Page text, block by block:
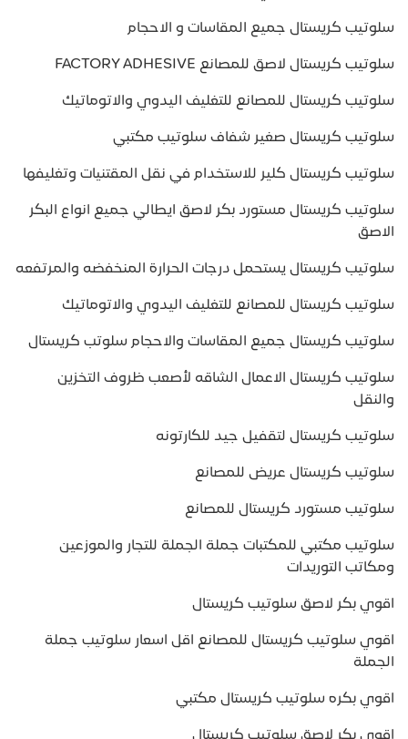
سلوتيب كريستال جميع المقاسات و الاحجام
سلوتيب كريستال لاصق للمصانع FACTORY ADHESIVE
سلوتيب كريستال للمصانع للتغليف اليدوي والاتوماتيك
سلوتيب كريستال صغير شفاف سلوتيب مكتبي
سلوتيب كريستال كلير للاستخدام في نقل المقتنيات وتغليفها
سلوتيب كريستال مستورد بكر لاصق ايطالي جميع انواع البكر
الاصق
سلوتيب كريستال يستحمل درجات الحرارة المنخفضه والمرتفعه
سلوتيب كريستال للمصانع للتغليف اليدوي والاتوماتيك
سلوتيب كريستال جميع المقاسات والاحجام سلوتب كريستال
سلوتيب كريستال الاعمال الشاقه لأصعب ظروف التخزين
والنقل
سلوتيب كريستال لتقفيل جيد للكارتونه
سلوتيب كريستال عريض للمصانع
سلوتيب مستورد كريستال للمصانع
سلوتيب مكتبي للمكتبات جملة الجملة للتجار والموزعين
ومكاتب التوريدات
اقوي بكر لاصق سلوتيب كريستال
اقوي سلوتيب كريستال للمصانع اقل اسعار سلوتيب جملة
الجملة
اقوي بكره سلوتيب كريستال مكتبي
اقوي بكر لاصق سلوتيب كريستال